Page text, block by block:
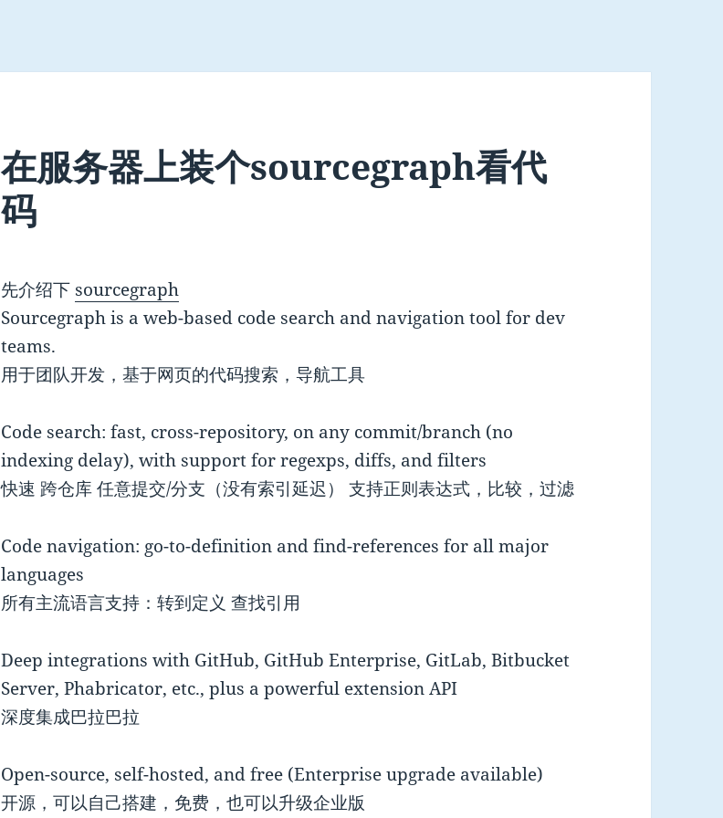
在服务器上装个sourcegraph看代
码
先介绍下 sourcegraph
Sourcegraph is a web-based code search and navigation tool for dev
teams.
用于团队开发，基于网页的代码搜索，导航工具
Code search: fast, cross-repository, on any commit/branch (no
indexing delay), with support for regexps, diffs, and filters
快速 跨仓库 任意提交/分支（没有索引延迟） 支持正则表达式，比较，过滤
Code navigation: go-to-definition and find-references for all major
languages
所有主流语言支持：转到定义 查找引用
Deep integrations with GitHub, GitHub Enterprise, GitLab, Bitbucket
Server, Phabricator, etc., plus a powerful extension API
深度集成巴拉巴拉
Open-source, self-hosted, and free (Enterprise upgrade available)
开源，可以自己搭建，免费，也可以升级企业版